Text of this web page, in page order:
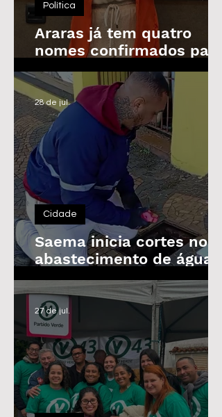
Araras já tem quatro
nomes confirmados para
as Eleições de 2026
Política
Saema inicia cortes no
abastecimento de água
de imóveis inadimplentes
a partir de 3 de agosto
Cidade
28 de jul.
27 de jul.